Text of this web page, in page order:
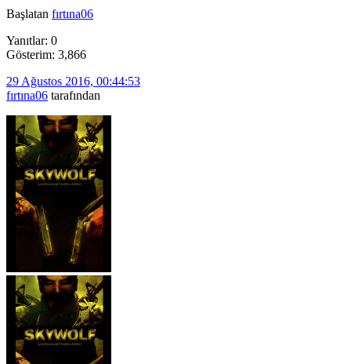
Başlatan fırtına06
Yanıtlar: 0
Gösterim: 3,866
29 Ağustos 2016, 00:44:53
fırtına06 tarafından